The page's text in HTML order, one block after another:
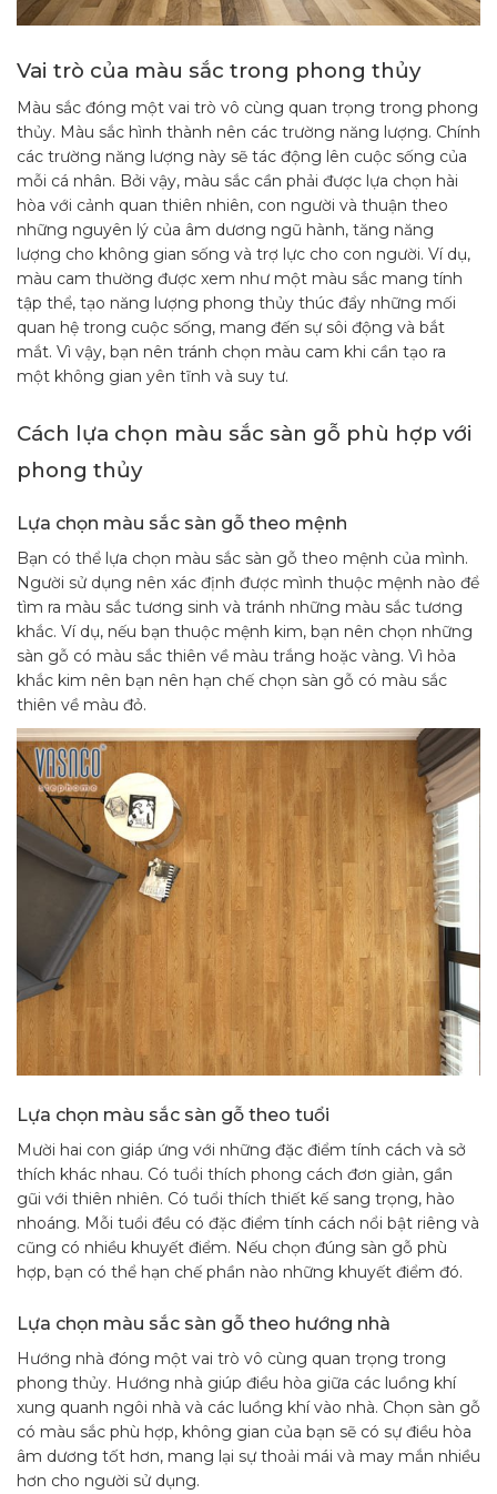
Vai trò của màu sắc trong phong thủy
Màu sắc đóng một vai trò vô cùng quan trọng trong phong
thủy. Màu sắc hình thành nên các trường năng lượng. Chính
các trường năng lượng này sẽ tác động lên cuộc sống của
mỗi cá nhân. Bởi vậy, màu sắc cần phải được lựa chọn hài
hòa với cảnh quan thiên nhiên, con người và thuận theo
những nguyên lý của âm dương ngũ hành, tăng năng
lượng cho không gian sống và trợ lực cho con người. Ví dụ,
màu cam thường được xem như một màu sắc mang tính
tập thể, tạo năng lượng phong thủy thúc đẩy những mối
quan hệ trong cuộc sống, mang đến sự sôi động và bắt
mắt. Vì vậy, bạn nên tránh chọn màu cam khi cần tạo ra
một không gian yên tĩnh và suy tư.
Cách lựa chọn màu sắc sàn gỗ phù hợp với
phong thủy
Lựa chọn màu sắc sàn gỗ theo mệnh
Bạn có thể lựa chọn màu sắc sàn gỗ theo mệnh của mình.
Người sử dụng nên xác định được mình thuộc mệnh nào để
tìm ra màu sắc tương sinh và tránh những màu sắc tương
khắc. Ví dụ, nếu bạn thuộc mệnh kim, bạn nên chọn những
sàn gỗ có màu sắc thiên về màu trắng hoặc vàng. Vì hỏa
khắc kim nên bạn nên hạn chế chọn sàn gỗ có màu sắc
thiên về màu đỏ.
Lựa chọn màu sắc sàn gỗ theo tuổi
Mười hai con giáp ứng với những đặc điểm tính cách và sở
thích khác nhau. Có tuổi thích phong cách đơn giản, gần
gũi với thiên nhiên. Có tuổi thích thiết kế sang trọng, hào
nhoáng. Mỗi tuổi đều có đặc điểm tính cách nổi bật riêng và
cũng có nhiều khuyết điểm. Nếu chọn đúng sàn gỗ phù
hợp, bạn có thể hạn chế phần nào những khuyết điểm đó.
Lựa chọn màu sắc sàn gỗ theo hướng nhà
Hướng nhà đóng một vai trò vô cùng quan trọng trong
phong thủy. Hướng nhà giúp điều hòa giữa các luồng khí
xung quanh ngôi nhà và các luồng khí vào nhà. Chọn sàn gỗ
có màu sắc phù hợp, không gian của bạn sẽ có sự điều hòa
âm dương tốt hơn, mang lại sự thoải mái và may mắn nhiều
hơn cho người sử dụng.